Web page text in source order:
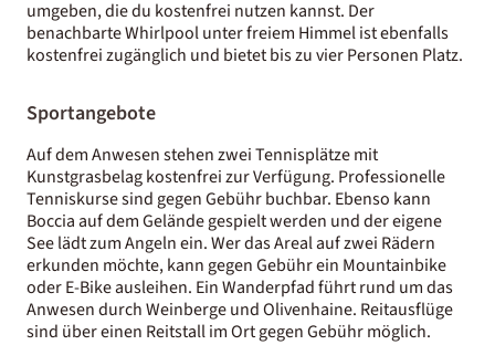
umgeben, die du kostenfrei nutzen kannst. Der
benachbarte Whirlpool unter freiem Himmel ist ebenfalls
kostenfrei zugänglich und bietet bis zu vier Personen Platz.
Sportangebote
Auf dem Anwesen stehen zwei Tennisplätze mit
Kunstgrasbelag kostenfrei zur Verfügung. Professionelle
Tenniskurse sind gegen Gebühr buchbar. Ebenso kann
Boccia auf dem Gelände gespielt werden und der eigene
See lädt zum Angeln ein. Wer das Areal auf zwei Rädern
erkunden möchte, kann gegen Gebühr ein Mountainbike
oder E-Bike ausleihen. Ein Wanderpfad führt rund um das
Anwesen durch Weinberge und Olivenhaine. Reitausflüge
sind über einen Reitstall im Ort gegen Gebühr möglich.